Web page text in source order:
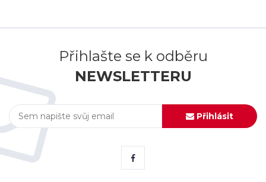
Přihlašte se k odběru
NEWSLETTERU
Přihlásit